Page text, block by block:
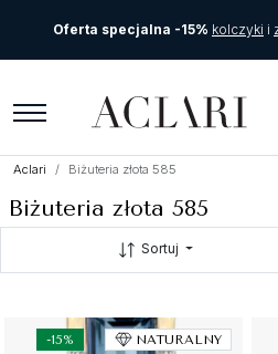
Oferta specjalna -15% kolczyki i
Aclari Biżuteria złota 585
Biżuteria złota 585
Sortuj
-15% NATURALNY